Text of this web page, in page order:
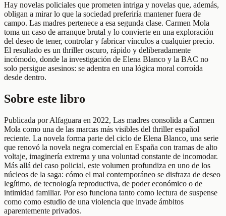
Hay novelas policiales que prometen intriga y novelas que, además,
obligan a mirar lo que la sociedad preferiría mantener fuera de
campo. Las madres pertenece a esa segunda clase. Carmen Mola
toma un caso de arranque brutal y lo convierte en una exploración
del deseo de tener, controlar y fabricar vínculos a cualquier precio.
El resultado es un thriller oscuro, rápido y deliberadamente
incómodo, donde la investigación de Elena Blanco y la BAC no
solo persigue asesinos: se adentra en una lógica moral corroída
desde dentro.
Sobre este libro
Publicada por Alfaguara en 2022, Las madres consolida a Carmen
Mola como una de las marcas más visibles del thriller español
reciente. La novela forma parte del ciclo de Elena Blanco, una serie
que renovó la novela negra comercial en España con tramas de alto
voltaje, imaginería extrema y una voluntad constante de incomodar.
Más allá del caso policial, este volumen profundiza en uno de los
núcleos de la saga: cómo el mal contemporáneo se disfraza de deseo
legítimo, de tecnología reproductiva, de poder económico o de
intimidad familiar. Por eso funciona tanto como lectura de suspense
como como estudio de una violencia que invade ámbitos
aparentemente privados.